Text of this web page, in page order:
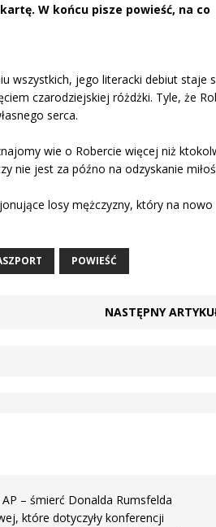
W końcu pisze powieść, na co
wszystkich, jego literacki debiut staje
czarodziejskiej różdżki. Tyle, że
serca.
wie o Robercie więcej niż
nie jest za późno na odzyskanie
losy mężczyzny, który na nowo
POWIEŚĆ
NASTĘPNY
– śmierć Donalda Rumsfelda
które dotyczyły konferencji